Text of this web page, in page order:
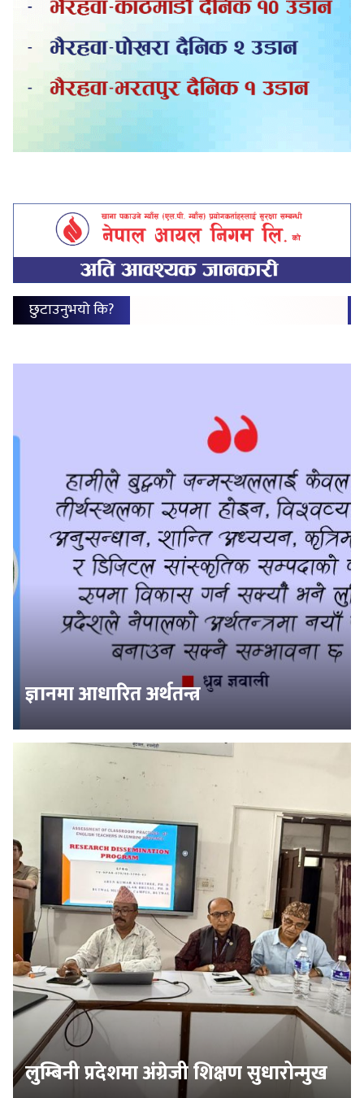
छुटाउनुभयो कि?
ज्ञानमा आधारित अर्थतन्त्र
लुम्बिनी प्रदेशमा अंग्रेजी शिक्षण सुधारोन्मुख